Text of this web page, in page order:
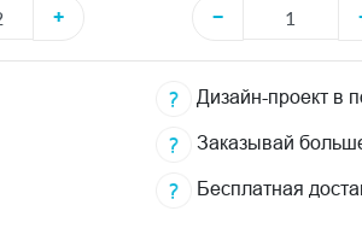
+
−
Дизайн-проект в
Заказывай
Бесплатная